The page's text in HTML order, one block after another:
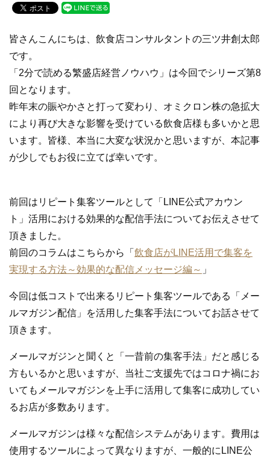
c
e
b
o
o
k
tt
er
e
皆さんこんにちは、飲食店コンサルタントの三ツ井創太郎
です。
「2分で読める繁盛店経営ノウハウ」は今回でシリーズ第8
回となります。
昨年末の賑やかさと打って変わり、オミクロン株の急拡大
により再び大きな影響を受けている飲食店様も多いかと思
います。皆様、本当に大変な状況かと思いますが、本記事
が少しでもお役に立てば幸いです。
前回はリピート集客ツールとして「LINE公式アカウン
ト」活用における効果的な配信手法についてお伝えさせて
頂きました。
前回のコラムはこちらから「 飲食店がLINE活用で集客を
実現する方法～効果的な配信メッセージ編～ 」
今回は低コストで出来るリピート集客ツールである「メー
ルマガジン配信」を活用した集客手法についてお話させて
頂きます。
メールマガジンと聞くと「一昔前の集客手法」だと感じる
方もいるかと思いますが、当社ご支援先ではコロナ禍にお
いてもメールマガジンを上手に活用して集客に成功してい
るお店が多数あります。
メールマガジンは様々な配信システムがあります。費用は
使用するツールによって異なりますが、一般的にLINE公